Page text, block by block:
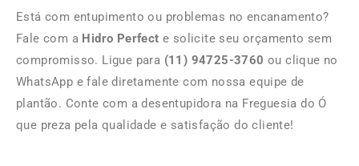
Está com entupimento ou problemas no encanamento?
Fale com a Hidro Perfect e solicite seu orçamento sem
compromisso. Ligue para (11) 94725-3760 ou clique no
WhatsApp e fale diretamente com nossa equipe de
plantão. Conte com a desentupidora na Freguesia do Ó
que preza pela qualidade e satisfação do cliente!